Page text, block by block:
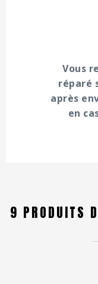
Vous
réparé
après
en
9 PRODUITS